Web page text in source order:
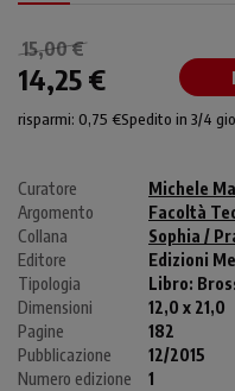
15,00 €
14,25 €
risparmi: 0,75 €Spedito in 3/4
Curatore
Michele
Argomento
Facoltà
Collana
Sophia /
Editore
Edizioni
Tipologia
Libro:
Dimensioni
12,0 x 21,0
Pagine
182
Pubblicazione
12/2015
Numero edizione
1